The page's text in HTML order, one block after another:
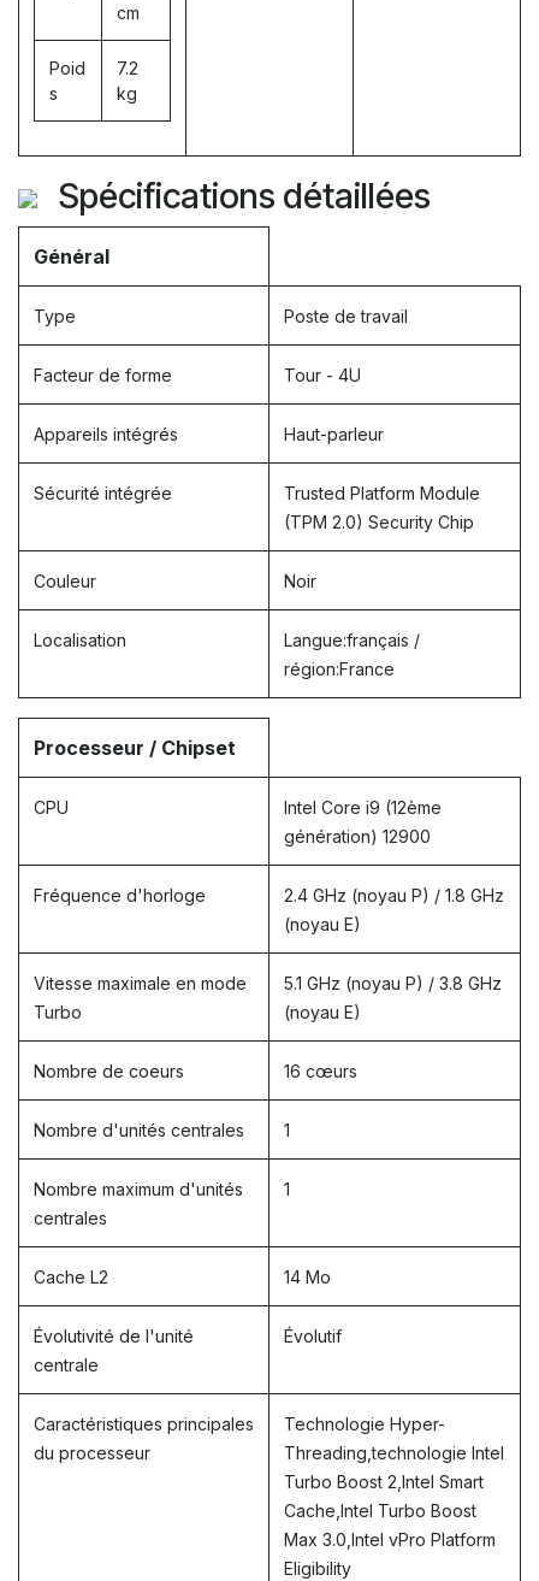
cm
Poid
s
7.2
kg
Spécifications détaillées
Général
Type Poste de travail
Facteur de forme Tour - 4U
Appareils intégrés Haut-parleur
Sécurité intégrée
Trusted Platform Module
(TPM 2.0) Security Chip
Couleur Noir
Localisation
Langue:français /
région:France
Processeur / Chipset
CPU
Intel Core i9 (12ème
génération) 12900
Fréquence d'horloge
2.4 GHz (noyau P) / 1.8 GHz
(noyau E)
Vitesse maximale en mode
Turbo
5.1 GHz (noyau P) / 3.8 GHz
(noyau E)
Nombre de coeurs 16 cœurs
Nombre d'unités centrales 1
Nombre maximum d'unités
centrales
1
Cache L2 14 Mo
Évolutivité de l'unité
centrale
Évolutif
Caractéristiques principales
du processeur
Technologie Hyper-
Threading,technologie Intel
Turbo Boost 2,Intel Smart
Cache,Intel Turbo Boost
Max 3.0,Intel vPro Platform
Eligibility